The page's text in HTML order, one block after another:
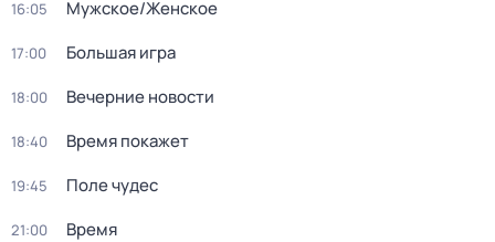
16:05 Мужское/Женское
17:00 Большая игра
18:00 Вечерние новости
18:40 Время покажет
19:45 Поле чудес
21:00 Время